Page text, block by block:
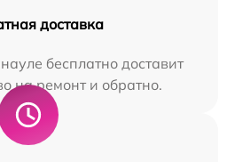
доставка
бесплатно доставит
на ремонт и обратно.